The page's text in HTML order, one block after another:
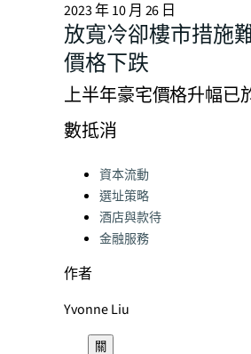
2023 年 10 月 26 日
放寬冷卻樓市措施
價格下跌
上半年豪宅價格升幅已
數抵消
Categories:
資本流動
選址策略
酒店與款待
金融服務
作者
Yvonne Liu
關